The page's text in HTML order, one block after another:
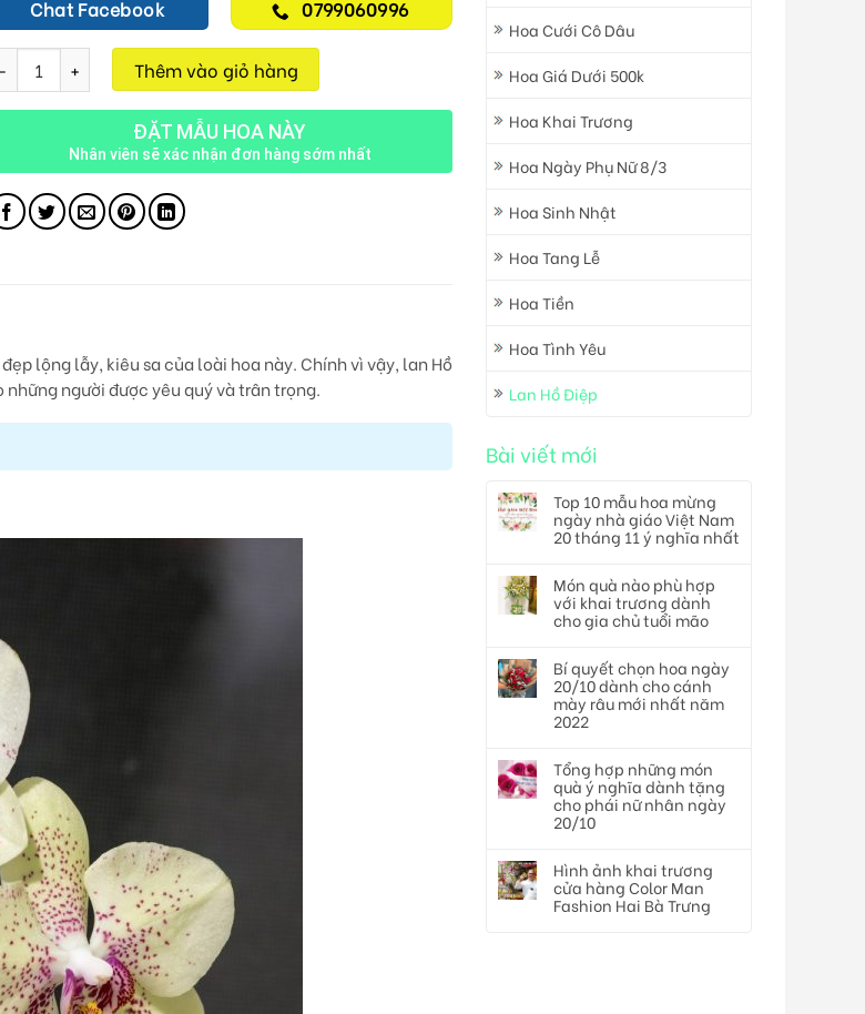
Hoa Cưới Cô Dâu
Hoa Giá Dưới 500k
Hoa Khai Trương
Hoa Ngày Phụ Nữ 8/3
Hoa Sinh Nhật
Hoa Tang Lễ
Hoa Tiền
Hoa Tình Yêu
Lan Hồ Điệp
Bài viết mới
Top 10 mẫu hoa mừng
ngày nhà giáo Việt Nam
20 tháng 11 ý nghĩa nhất
Món quà nào phù hợp
với khai trương dành
cho gia chủ tuổi mão
Bí quyết chọn hoa ngày
20/10 dành cho cánh
mày râu mới nhất năm
2022
Tổng hợp những món
quà ý nghĩa dành tặng
cho phái nữ nhân ngày
20/10
Hình ảnh khai trương
cửa hàng Color Man
Fashion Hai Bà Trưng
Chat Facebook 0799060996
Lan Chúc Mừng 40 Cành M149 số lượng
Thêm vào giỏ hàng
ĐẶT MẪU HOA NÀY
Nhân viên sẽ xác nhận đơn hàng sớm nhất
lộng lẫy, kiêu sa của loài hoa này. Chính vì vậy, lan Hồ
người được yêu quý và trân trọng.